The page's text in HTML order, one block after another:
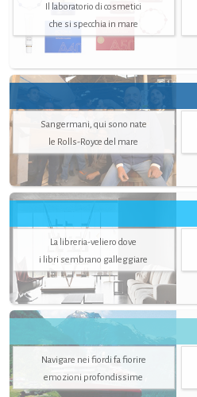
Il laboratorio di cosmetici
che si specchia in mare
Sangermani, qui sono nate
le Rolls-Royce del mare
La libreria-veliero dove
i libri sembrano galleggiare
Navigare nei fiordi fa fiorire
emozioni profondissime